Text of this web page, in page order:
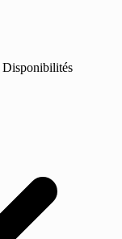
Disponibilités